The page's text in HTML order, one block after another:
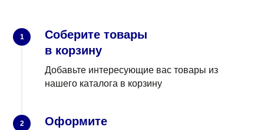
1
Соберите товары
в корзину
Добавьте интересующие вас товары из
нашего каталога в корзину
2
Оформите